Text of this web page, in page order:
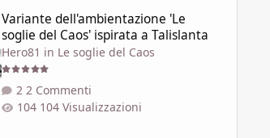
Variante dell'ambientazione 'Le
soglie del Caos' ispirata a Talislanta
Hero81 in Le soglie del Caos
2 Commenti
104 Visualizzazioni